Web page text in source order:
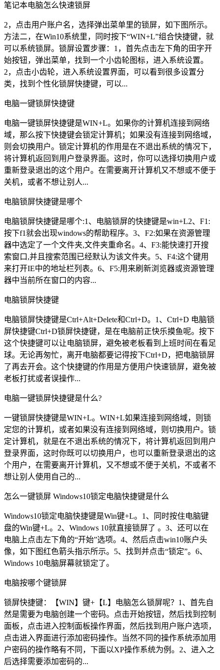
笔记本电脑怎么快速锁屏
2，点击用户账户名，选择弹出菜单里的锁屏，如下图所示。
方法二，在Win10系统里，同时按下“WIN+L”组合快捷键，就
可以系统锁屏。锁屏设置步骤：1，首先点击左下角的田字开
始按钮，弹出菜单，找到一个小齿轮图标，进入系统设置。
2，点击小齿轮，进入系统设置界面，可以看到很多设置分
类，找到个性化锁屏快捷键，可以...
电脑一键锁屏快捷键
电脑一键锁屏快捷键是WIN+L。如果你的计算机连接到网络
域，那么按下快捷键会锁定计算机；如果没有连接到网络域，
则会切换用户。锁定计算机的作用是在不退出系统的情况下，
将计算机返回到用户登录界面。这时，你可以选择切换用户或
重新登录退出的这个用户。在需要离开计算机又不想或不便于
关机，或者不想让别人...
电脑锁屏快捷键是哪个
电脑锁屏快捷键是哪个:1、电脑锁屏的快捷键是win+L2、F1:
按下f1就会出现windows的帮助程序。3、F2:如果在资源管理
器中选定了一个文件夹,文件夹重命名。4、F3:能快速打开搜
索窗口,并且搜索范围已经默认为该文件夹。5、F4:这个键用
来打开IE中的地址栏列表。6、F5:用来刷新浏览器或资源管理
器中当前所在窗口的内容...
电脑锁屏快捷键
电脑锁屏快捷键是Ctrl+Alt+Delete和Ctrl+D。1、Ctrl+D 电脑锁
屏快捷键Ctrl+D锁屏快捷键，是在电脑前正快乐摸鱼呢。按下
这个快捷键可以让电脑锁屏，避免被老板看到上班时间在看足
球。无论再匆忙，离开电脑都要记得按下Ctrl+D，把电脑锁屏
了再去开会。这个快捷键的作用是方便用户快速锁屏，避免被
老板打扰或者误操作...
电脑一键锁屏快捷键是什么?
一键锁屏快捷键是WIN+L。WIN+L如果连接到网络域，则锁
定您的计算机，或者如果没有连接到网络域，则切换用户。锁
定计算机，就是在不退出系统的情况下，将计算机返回到用户
登录界面，这时你既可以切换用户，也可以重新登录退出的这
个用户，在需要离开计算机，又不想或不便于关机，不或者不
想让别人使用自己的...
怎么一键锁屏 Windows10锁定电脑快捷键是什么
Windows10锁定电脑快捷键是Win键+L。1、同时按住电脑键
盘的Win键+L。2、Windows 10就直接锁屏了 。3、还可以在
电脑上点击左下角的“开始”选项。4、然后点击win10账户头
像，如下图红色箭头指示所示。5、找到并点击“锁定”。6、
Windows 10电脑屏幕就锁定了。
电脑按哪个键锁屏
锁屏快捷键：【WIN】键+【L】电脑怎么锁屏呢？1、首先自
然是需要为电脑创建一个密码。点击开始按钮，然后找到控制
面板，点击进入控制面板操作界面，然后找到用户账户选项，
点击进入界面进行添加密码操作。当然不同的操作系统添加用
户密码的操作略有不同，下面以XP操作系统为例。2、进入之
后选择需要添加密码的...